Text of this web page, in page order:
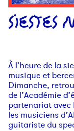
SIESTES
À l’heure de la
musique et
Dimanche,
de l’Académie
partenariat avec
les musiciens
guitariste du